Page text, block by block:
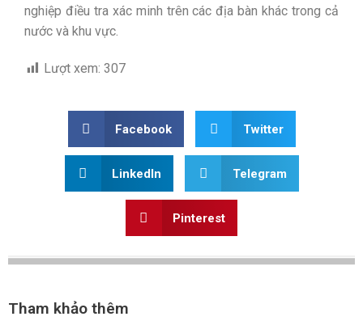
nghiệp điều tra xác minh trên các địa bàn khác trong cả
nước và khu vực.
Lượt xem: 307
Facebook Twitter
LinkedIn Telegram
Pinterest
Tham khảo thêm